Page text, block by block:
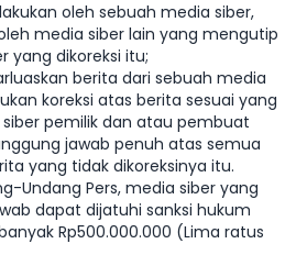
oleh sebuah media siber,
media siber lain yang mengutip
yang dikoreksi itu;
berita dari sebuah media
koreksi atas berita sesuai yang
pemilik dan atau pembuat
jawab penuh atas semua
yang tidak dikoreksinya itu.
Undang Pers, media siber yang
dapat dijatuhi sanksi hukum
Rp500.000.000 (Lima ratus